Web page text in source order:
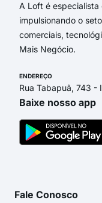
A Loft é especialista
impulsionando o
comerciais,
Mais Negócio.
ENDEREÇO
Rua Tabapuã, 743 -
Baixe nosso app
Fale Conosco